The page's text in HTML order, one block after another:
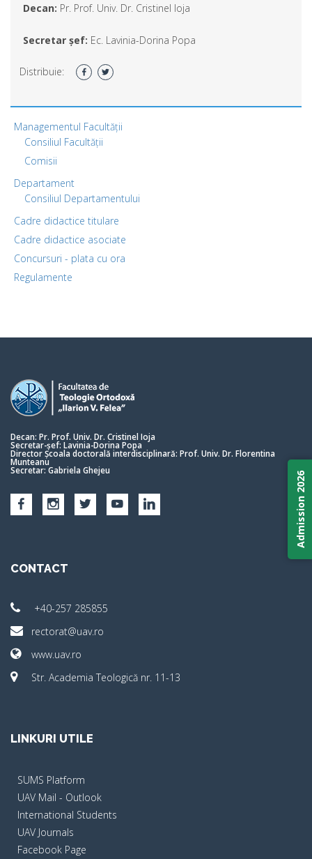
Decan: Pr. Prof. Univ. Dr. Cristinel Ioja
Secretar șef: Ec. Lavinia-Dorina Popa
Distribuie:
Managementul Facultății
Consiliul Facultății
Comisii
Departament
Consiliul Departamentului
Cadre didactice titulare
Cadre didactice asociate
Concursuri - plata cu ora
Regulamente
Decan: Pr. Prof. Univ. Dr. Cristinel Ioja
Secretar-șef: Lavinia-Dorina Popa
Director Școala doctorală interdisciplinară: Prof. Univ. Dr. Florentina
Munteanu
Secretar: Gabriela Ghejeu
CONTACT
+40-257 285855
rectorat@uav.ro
www.uav.ro
Str. Academia Teologică nr. 11-13
LINKURI UTILE
SUMS Platform
UAV Mail - Outlook
International Students
UAV Journals
Facebook Page
Admission 2026